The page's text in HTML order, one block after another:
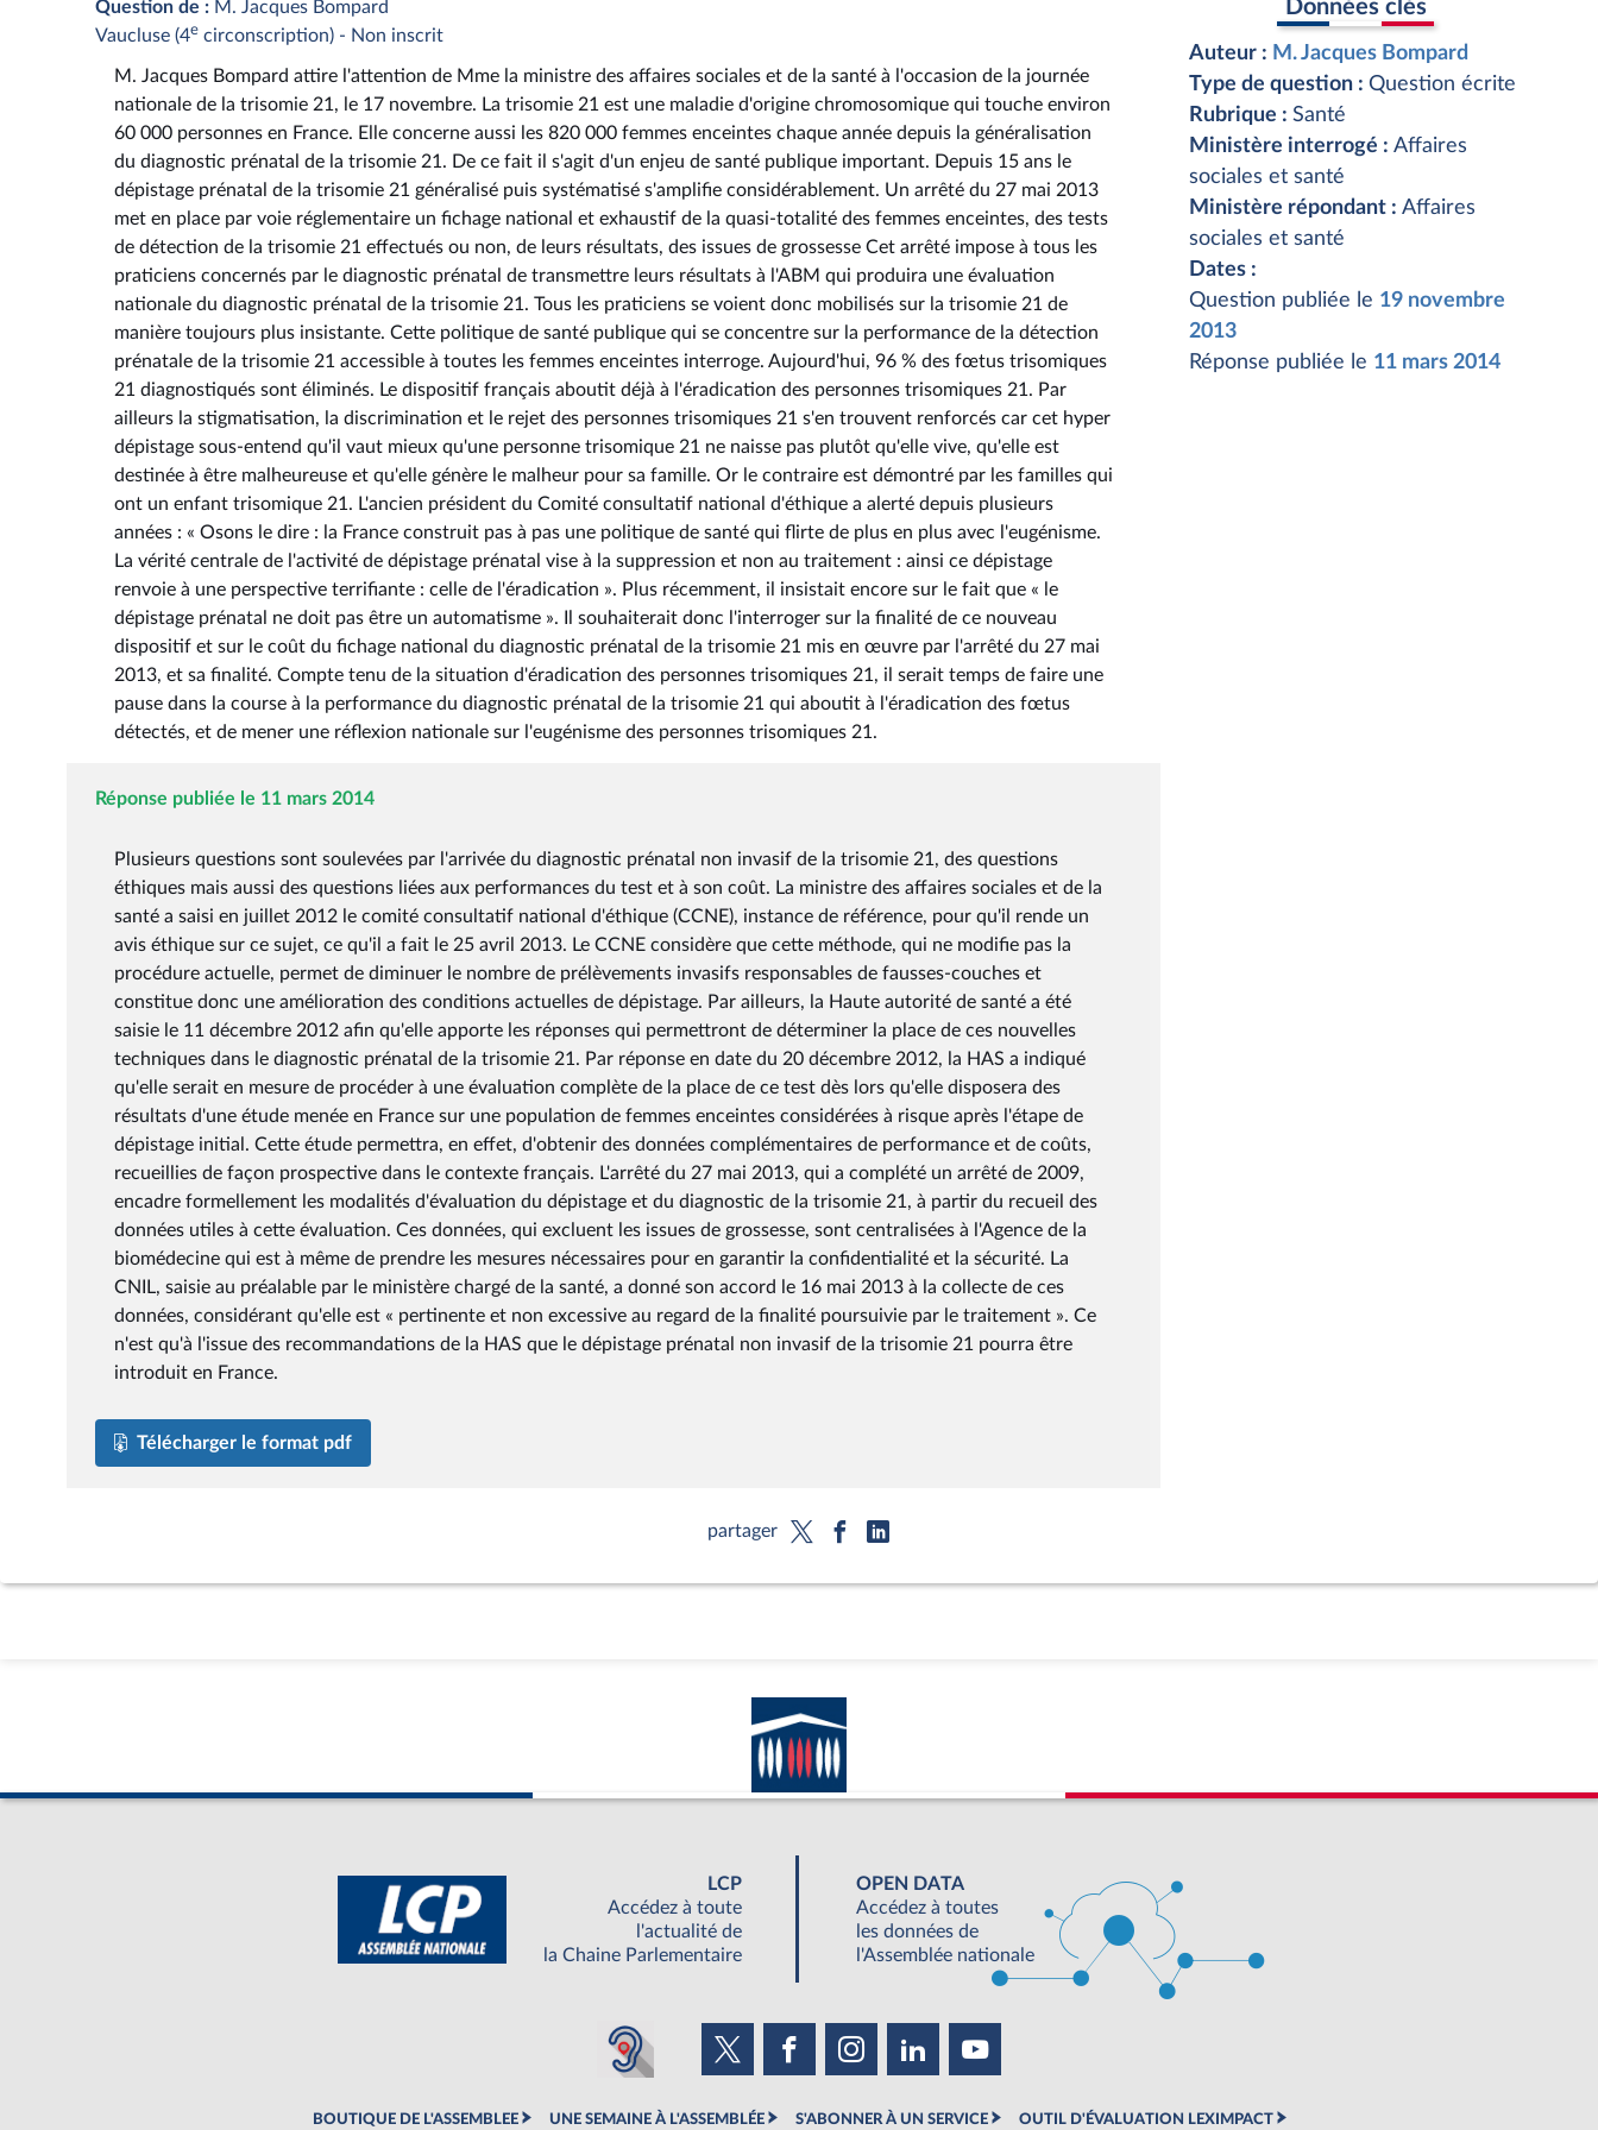
Question de : M. Jacques Bompard
Vaucluse (4e circonscription) - Non inscrit
M. Jacques Bompard attire l'attention de Mme la ministre des affaires sociales et de la santé à l'occasion de la journée
nationale de la trisomie 21, le 17 novembre. La trisomie 21 est une maladie d'origine chromosomique qui touche environ
60 000 personnes en France. Elle concerne aussi les 820 000 femmes enceintes chaque année depuis la généralisation
du diagnostic prénatal de la trisomie 21. De ce fait il s'agit d'un enjeu de santé publique important. Depuis 15 ans le
dépistage prénatal de la trisomie 21 généralisé puis systématisé s'amplifie considérablement. Un arrêté du 27 mai 2013
met en place par voie réglementaire un fichage national et exhaustif de la quasi-totalité des femmes enceintes, des tests
de détection de la trisomie 21 effectués ou non, de leurs résultats, des issues de grossesse Cet arrêté impose à tous les
praticiens concernés par le diagnostic prénatal de transmettre leurs résultats à l'ABM qui produira une évaluation
nationale du diagnostic prénatal de la trisomie 21. Tous les praticiens se voient donc mobilisés sur la trisomie 21 de
manière toujours plus insistante. Cette politique de santé publique qui se concentre sur la performance de la détection
prénatale de la trisomie 21 accessible à toutes les femmes enceintes interroge. Aujourd'hui, 96 % des fœtus trisomiques
21 diagnostiqués sont éliminés. Le dispositif français aboutit déjà à l'éradication des personnes trisomiques 21. Par
ailleurs la stigmatisation, la discrimination et le rejet des personnes trisomiques 21 s'en trouvent renforcés car cet hyper
dépistage sous-entend qu'il vaut mieux qu'une personne trisomique 21 ne naisse pas plutôt qu'elle vive, qu'elle est
destinée à être malheureuse et qu'elle génère le malheur pour sa famille. Or le contraire est démontré par les familles qui
ont un enfant trisomique 21. L'ancien président du Comité consultatif national d'éthique a alerté depuis plusieurs
années : « Osons le dire : la France construit pas à pas une politique de santé qui flirte de plus en plus avec l'eugénisme.
La vérité centrale de l'activité de dépistage prénatal vise à la suppression et non au traitement : ainsi ce dépistage
renvoie à une perspective terrifiante : celle de l'éradication ». Plus récemment, il insistait encore sur le fait que « le
dépistage prénatal ne doit pas être un automatisme ». Il souhaiterait donc l'interroger sur la finalité de ce nouveau
dispositif et sur le coût du fichage national du diagnostic prénatal de la trisomie 21 mis en œuvre par l'arrêté du 27 mai
2013, et sa finalité. Compte tenu de la situation d'éradication des personnes trisomiques 21, il serait temps de faire une
pause dans la course à la performance du diagnostic prénatal de la trisomie 21 qui aboutit à l'éradication des fœtus
détectés, et de mener une réflexion nationale sur l'eugénisme des personnes trisomiques 21.
Réponse publiée le 11 mars 2014
Plusieurs questions sont soulevées par l'arrivée du diagnostic prénatal non invasif de la trisomie 21, des questions
éthiques mais aussi des questions liées aux performances du test et à son coût. La ministre des affaires sociales et de la
santé a saisi en juillet 2012 le comité consultatif national d'éthique (CCNE), instance de référence, pour qu'il rende un
avis éthique sur ce sujet, ce qu'il a fait le 25 avril 2013. Le CCNE considère que cette méthode, qui ne modifie pas la
procédure actuelle, permet de diminuer le nombre de prélèvements invasifs responsables de fausses-couches et
constitue donc une amélioration des conditions actuelles de dépistage. Par ailleurs, la Haute autorité de santé a été
saisie le 11 décembre 2012 afin qu'elle apporte les réponses qui permettront de déterminer la place de ces nouvelles
techniques dans le diagnostic prénatal de la trisomie 21. Par réponse en date du 20 décembre 2012, la HAS a indiqué
qu'elle serait en mesure de procéder à une évaluation complète de la place de ce test dès lors qu'elle disposera des
résultats d'une étude menée en France sur une population de femmes enceintes considérées à risque après l'étape de
dépistage initial. Cette étude permettra, en effet, d'obtenir des données complémentaires de performance et de coûts,
recueillies de façon prospective dans le contexte français. L'arrêté du 27 mai 2013, qui a complété un arrêté de 2009,
encadre formellement les modalités d'évaluation du dépistage et du diagnostic de la trisomie 21, à partir du recueil des
données utiles à cette évaluation. Ces données, qui excluent les issues de grossesse, sont centralisées à l'Agence de la
biomédecine qui est à même de prendre les mesures nécessaires pour en garantir la confidentialité et la sécurité. La
CNIL, saisie au préalable par le ministère chargé de la santé, a donné son accord le 16 mai 2013 à la collecte de ces
données, considérant qu'elle est « pertinente et non excessive au regard de la finalité poursuivie par le traitement ». Ce
n'est qu'à l'issue des recommandations de la HAS que le dépistage prénatal non invasif de la trisomie 21 pourra être
introduit en France.
Télécharger le format pdf
Données clés
Auteur : M. Jacques Bompard
Type de question : Question écrite
Rubrique : Santé
Ministère interrogé : Affaires
sociales et santé
Ministère répondant : Affaires
sociales et santé
Dates :
Question publiée le 19 novembre
2013
Réponse publiée le 11 mars 2014
partager
LCP
Accédez à toute
l'actualité de
la Chaine Parlementaire
OPEN DATA
Accédez à toutes
les données de
l'Assemblée nationale
BOUTIQUE DE L'ASSEMBLEE UNE SEMAINE À L'ASSEMBLÉE S'ABONNER À UN SERVICE OUTIL D'ÉVALUATION LEXIMPACT